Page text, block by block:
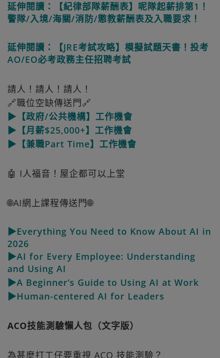
延伸閱讀：【紀律部隊薪酬表】呢隊起薪排第1！
警隊/入境/海關/消防/懲教薪酬表及入職要求！
延伸閱讀：【JRE考試攻略】模擬試題天書！投考
AO/EO必考政務主任招聘考試
請人！請人！請人！
🔗職位空缺傳送門🔗
▶【政府/公共機構】工作機會
▶【月薪$25,000+】工作機會
▶【兼職Part Time】工作機會
🤖 I人福音！屋企都可以上堂
🌐AI網上課程傳送門🌐
▶Everything You Need to Know About AI in
2026
▶AI for Every Employee: Understanding
and Using AI
▶A Beginner’s Guide to Using AI at Work
▶Human-centered AI for Leaders
ACO技能測驗懶人包（文字版）
為甚麼打工仔要重視 ACO 技能測驗？